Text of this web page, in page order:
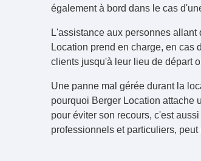
également à bord dans le cas
L'assistance aux personnes
Location prend en charge, en cas
clients jusqu'à leur lieu de départ
Une panne mal gérée durant la
pourquoi Berger Location attache
pour éviter son recours, c'est
professionnels et particuliers,